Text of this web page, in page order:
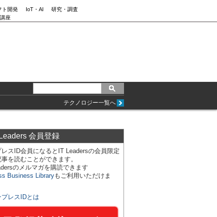
ト開発 IoT・AI
研究・調査
座
テクノロジー一覧へ
会員登録
スID会員になるとIT Leadersの会員限定
を読むことができます。
のメルマガを購読できます
Business Libraryもご利用いただけま
プレスIDとは